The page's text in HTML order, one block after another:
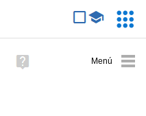
avanzada
Ayuda
(en